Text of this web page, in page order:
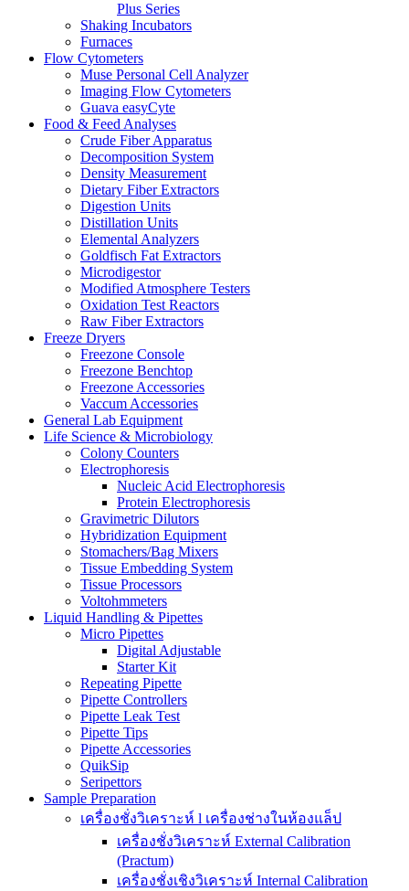
Plus Series
Shaking Incubators
Furnaces
Flow Cytometers
Muse Personal Cell Analyzer
Imaging Flow Cytometers
Guava easyCyte
Food & Feed Analyses
Crude Fiber Apparatus
Decomposition System
Density Measurement
Dietary Fiber Extractors
Digestion Units
Distillation Units
Elemental Analyzers
Goldfisch Fat Extractors
Microdigestor
Modified Atmosphere Testers
Oxidation Test Reactors
Raw Fiber Extractors
Freeze Dryers
Freezone Console
Freezone Benchtop
Freezone Accessories
Vaccum Accessories
General Lab Equipment
Life Science & Microbiology
Colony Counters
Electrophoresis
Nucleic Acid Electrophoresis
Protein Electrophoresis
Gravimetric Dilutors
Hybridization Equipment
Stomachers/Bag Mixers
Tissue Embedding System
Tissue Processors
Voltohmmeters
Liquid Handling & Pipettes
Micro Pipettes
Digital Adjustable
Starter Kit
Repeating Pipette
Pipette Controllers
Pipette Leak Test
Pipette Tips
Pipette Accessories
QuikSip
Seripettors
Sample Preparation
เครื่องชั่งวิเคราะห์ l เครื่องช่างในห้องแล็ป
เครื่องชั่งวิเคราะห์ External Calibration
(Practum)
เครื่องชั่งเชิงวิเคราะห์ Internal Calibration